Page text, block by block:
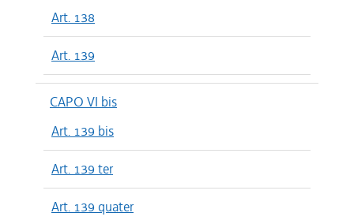
Art. 138
Art. 139
CAPO VI bis
Art. 139 bis
Art. 139 ter
Art. 139 quater